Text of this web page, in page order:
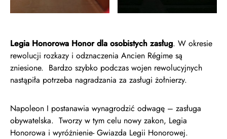
Legia Honorowa Honor dla osobistych zasług. W okresie
rewolucji rozkazy i odznaczenia Ancien Régime są
zniesione. Bardzo szybko podczas wojen rewolucyjnych
nastąpiła potrzeba nagradzania za zasługi żołnierzy.
Napoleon I postanawia wynagrodzić odwagę – zasługa
obywatelska. Tworzy w tym celu nowy zakon, Legia
Honorowa i wyróżnienie- Gwiazda Legii Honorowej.